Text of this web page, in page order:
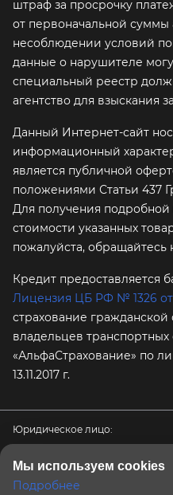
Мы используем cookies
Подробнее
штраф за просрочку
от первоначальной суммы
несоблюдении условий
данные о нарушителе
специальный реестр
агентство для взыскания
Данный Интернет-сайт
информационный
является публичной
положениями Статьи 437
Для получения
стоимости указанных
пожалуйста,
Кредит предоставляется
Лицензия ЦБ РФ № 1326 от
страхование гражданской
владельцев транспортных
«АльфаСтрахование» по
13.11.2017 г.
Юридическое лицо:
ИНН / КПП / ОГРН:
9726082881 / 772601001 /